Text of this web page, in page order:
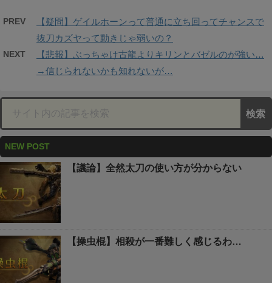
PREV
【疑問】ゲイルホーンって普通に立ち回ってチャンスで
抜刀カズヤって動きじゃ弱いの？
NEXT
【悲報】ぶっちゃけ古龍よりキリンとバゼルのが強い…
→信じられないかも知れないが…
NEW POST
【議論】全然太刀の使い方が分からない
【操虫棍】相殺が一番難しく感じるわ…